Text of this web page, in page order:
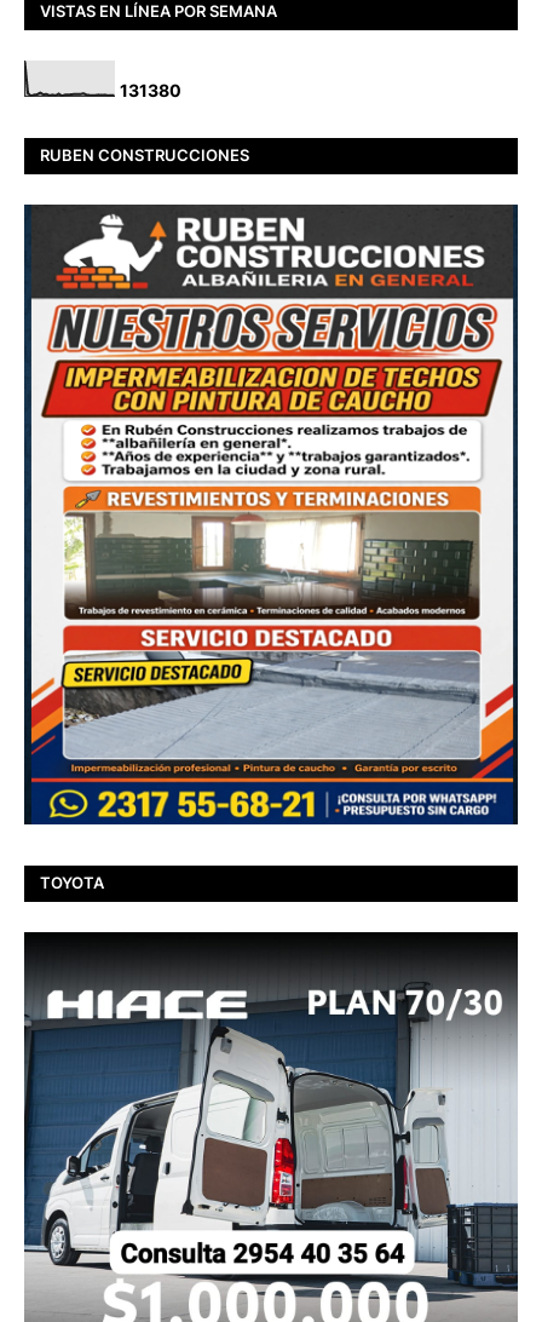
VISTAS EN LÍNEA POR SEMANA
131380
RUBEN CONSTRUCCIONES
TOYOTA